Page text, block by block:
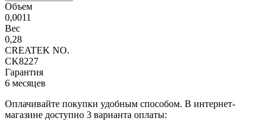
Объем
0,0011
Вес
0,28
CREATEK NO.
CK8227
Гарантия
6 месяцев
Оплачивайте покупки удобным способом. В интернет-
магазине доступно 3 варианта оплаты: